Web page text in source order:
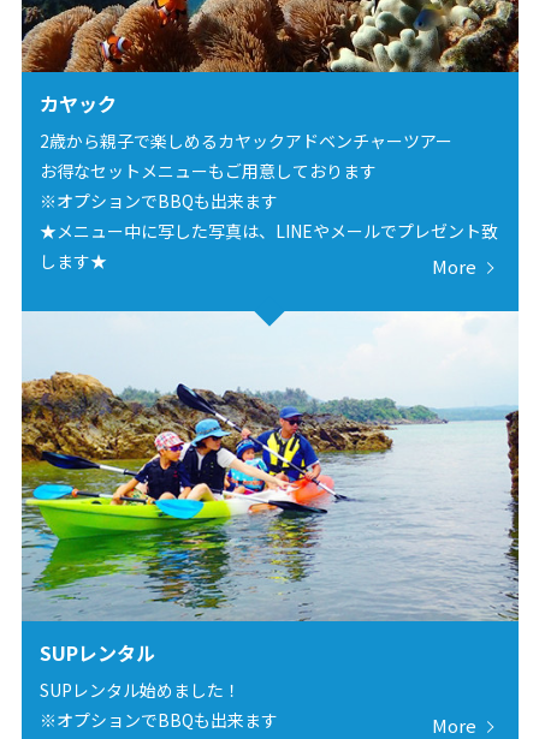
カヤック
2歳から親子で楽しめるカヤックアドベンチャーツアー
お得なセットメニューもご用意しております
※オプションでBBQも出来ます
★メニュー中に写した写真は、LINEやメールでプレゼント致
します★
More
SUPレンタル
SUPレンタル始めました！
※オプションでBBQも出来ます
More